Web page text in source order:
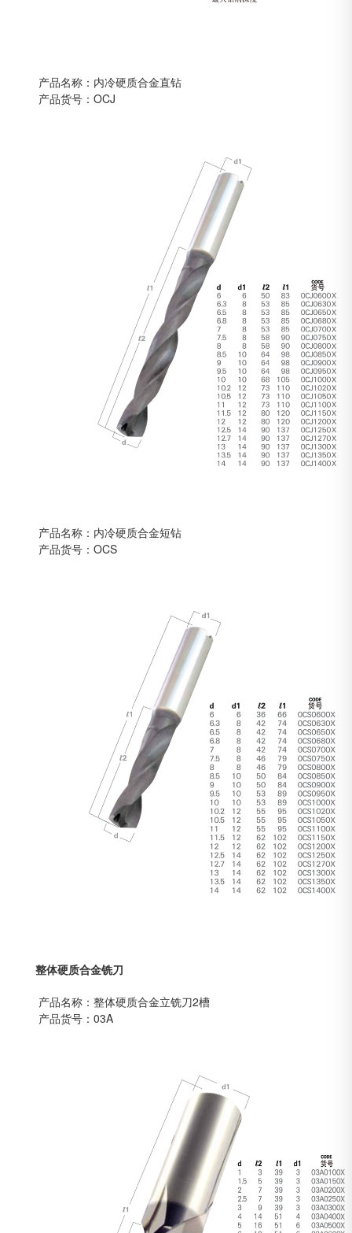
产品名称：内冷硬质合金直钻
产品货号：OCJ
产品名称：内冷硬质合金短钻
产品货号：OCS
整体硬质合金铣刀
产品名称：整体硬质合金立铣刀2槽
产品货号：03A